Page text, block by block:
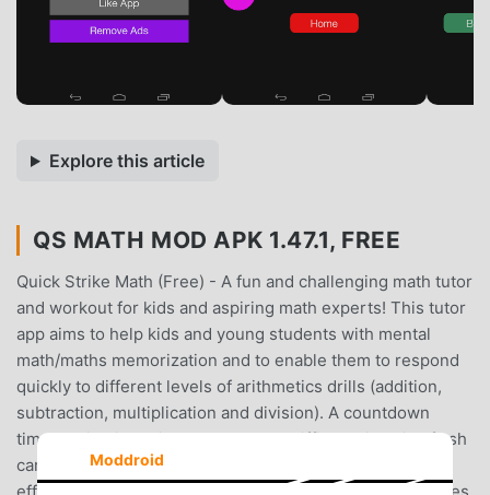
Explore this article
QS MATH MOD APK 1.47.1, FREE
Quick Strike Math (Free) - A fun and challenging math tutor
and workout for kids and aspiring math experts! This tutor
app aims to help kids and young students with mental
math/maths memorization and to enable them to respond
quickly to different levels of arithmetics drills (addition,
subtraction, multiplication and division). A countdown
timer option is available to vary the difficulty, just like flash
cards, and to test their problem-solving speed and
Moddroid